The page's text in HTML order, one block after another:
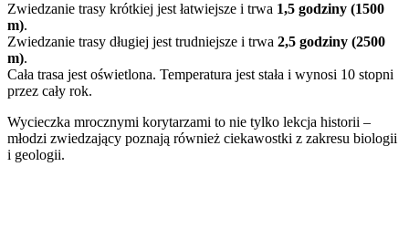
Zwiedzanie trasy krótkiej jest łatwiejsze i trwa 1,5 godziny (1500
m).
Zwiedzanie trasy długiej jest trudniejsze i trwa 2,5 godziny (2500
m).
Cała trasa jest oświetlona. Temperatura jest stała i wynosi 10 stopni
przez cały rok.
Wycieczka mrocznymi korytarzami to nie tylko lekcja historii –
młodzi zwiedzający poznają również ciekawostki z zakresu biologii
i geologii.